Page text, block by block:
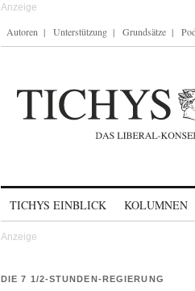
Autoren Unterstützung Grundsätze
TICHYS EINBLICK KOLUMNEN
DIE 7 1/2-STUNDEN-REGIERUNG